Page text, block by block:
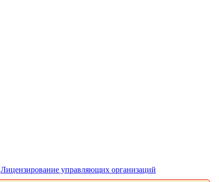
Лицензирование управляющих организаций